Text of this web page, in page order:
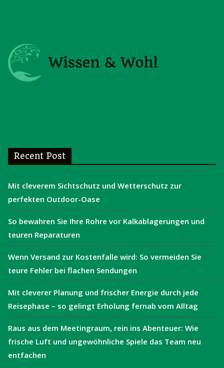
Recent Post
Mit cleverem Sichtschutz und Wetterschutz zur
perfekten Outdoor-Oase
So bewahren Sie Ihre Rohre vor Kalkablagerungen und
teuren Reparaturen
Wenn Versand zur Kostenfalle wird: So vermeiden Sie
teure Fehler bei flachen Sendungen
Mit cleverer Planung und frischer Energie durch jede
Reisephase – so gelingt Erholung fernab vom Alltag
Raus aus dem Meetingraum, rein ins Abenteuer: Wie
frische Luft und ungewöhnliche Spiele das Team neu
entfachen